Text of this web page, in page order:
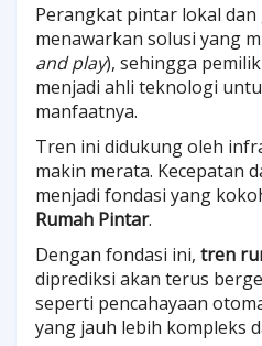
Perangkat pintar lokal
menawarkan solusi yang
and play), sehingga
menjadi ahli teknologi
manfaatnya.
Tren ini didukung oleh
makin merata. Kecepatan
menjadi fondasi yang
Rumah Pintar.
Dengan fondasi ini, tren
diprediksi akan terus
seperti pencahayaan
yang jauh lebih kompleks